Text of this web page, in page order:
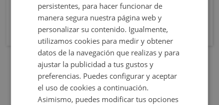
persistentes, para hacer funcionar de
manera segura nuestra página web y
personalizar su contenido. Igualmente,
utilizamos cookies para medir y obtener
datos de la navegación que realizas y para
ajustar la publicidad a tus gustos y
preferencias. Puedes configurar y aceptar
el uso de cookies a continuación.
Asimismo, puedes modificar tus opciones